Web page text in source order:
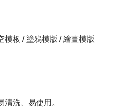
模板 / 塗鴉模版 / 繪畫模版
洗、易使用。